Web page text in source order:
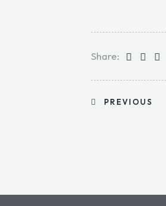
Share:
PREVIOUS